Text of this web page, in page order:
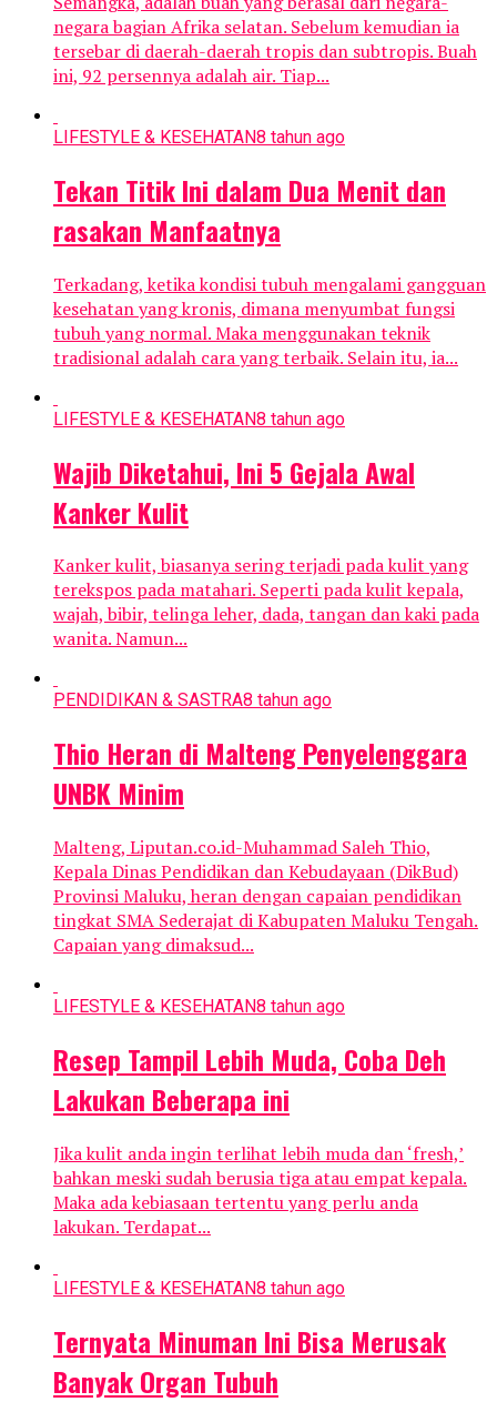
negara bagian Afrika selatan. Sebelum kemudian ia
tersebar di daerah-daerah tropis dan subtropis. Buah
ini, 92 persennya adalah air. Tiap...
LIFESTYLE & KESEHATAN8 tahun ago
Tekan Titik Ini dalam Dua Menit dan
rasakan Manfaatnya
Terkadang, ketika kondisi tubuh mengalami gangguan
kesehatan yang kronis, dimana menyumbat fungsi
tubuh yang normal. Maka menggunakan teknik
tradisional adalah cara yang terbaik. Selain itu, ia...
LIFESTYLE & KESEHATAN8 tahun ago
Wajib Diketahui, Ini 5 Gejala Awal
Kanker Kulit
Kanker kulit, biasanya sering terjadi pada kulit yang
terekspos pada matahari. Seperti pada kulit kepala,
wajah, bibir, telinga leher, dada, tangan dan kaki pada
wanita. Namun...
PENDIDIKAN & SASTRA8 tahun ago
Thio Heran di Malteng Penyelenggara
UNBK Minim
Malteng, Liputan.co.id-Muhammad Saleh Thio,
Kepala Dinas Pendidikan dan Kebudayaan (DikBud)
Provinsi Maluku, heran dengan capaian pendidikan
tingkat SMA Sederajat di Kabupaten Maluku Tengah.
Capaian yang dimaksud...
LIFESTYLE & KESEHATAN8 tahun ago
Resep Tampil Lebih Muda, Coba Deh
Lakukan Beberapa ini
Jika kulit anda ingin terlihat lebih muda dan ‘fresh,’
bahkan meski sudah berusia tiga atau empat kepala.
Maka ada kebiasaan tertentu yang perlu anda
lakukan. Terdapat...
LIFESTYLE & KESEHATAN8 tahun ago
Ternyata Minuman Ini Bisa Merusak
Banyak Organ Tubuh